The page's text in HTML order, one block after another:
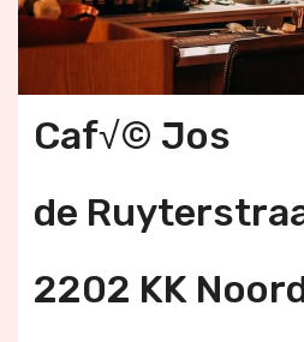
Caf√© Jos
de
2202 KK